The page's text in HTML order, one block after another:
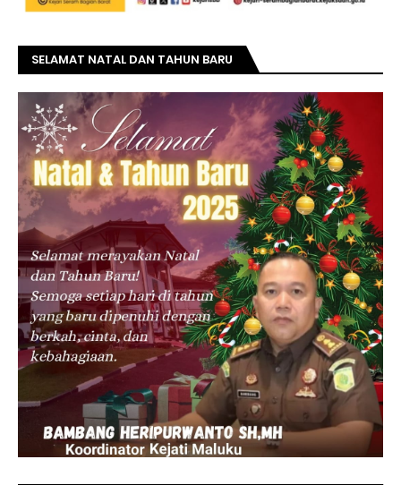
SELAMAT NATAL DAN TAHUN BARU